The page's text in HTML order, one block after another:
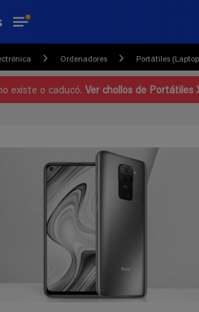
Ordenadores Portátiles
existe o caducó. Ver chollos de Portátiles